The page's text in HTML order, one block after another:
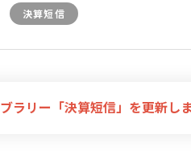
決算短信
ラリー「決算短信」を更新し